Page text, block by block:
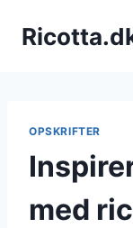
OPSKRIFTER
med